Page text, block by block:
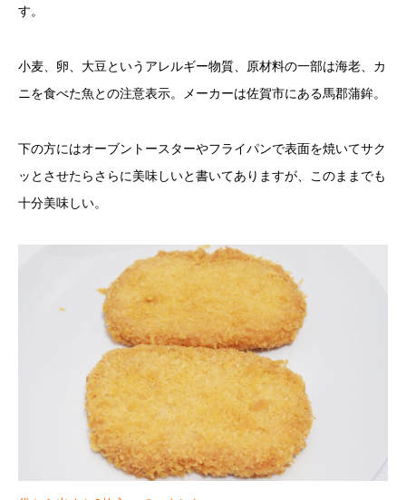
す。
小麦、卵、大豆というアレルギー物質、原材料の一部は海老、カ
ニを食べた魚との注意表示。メーカーは佐賀市にある馬郡蒲鉾。
下の方にはオーブントースターやフライパンで表面を焼いてサク
ッとさせたらさらに美味しいと書いてありますが、このままでも
十分美味しい。